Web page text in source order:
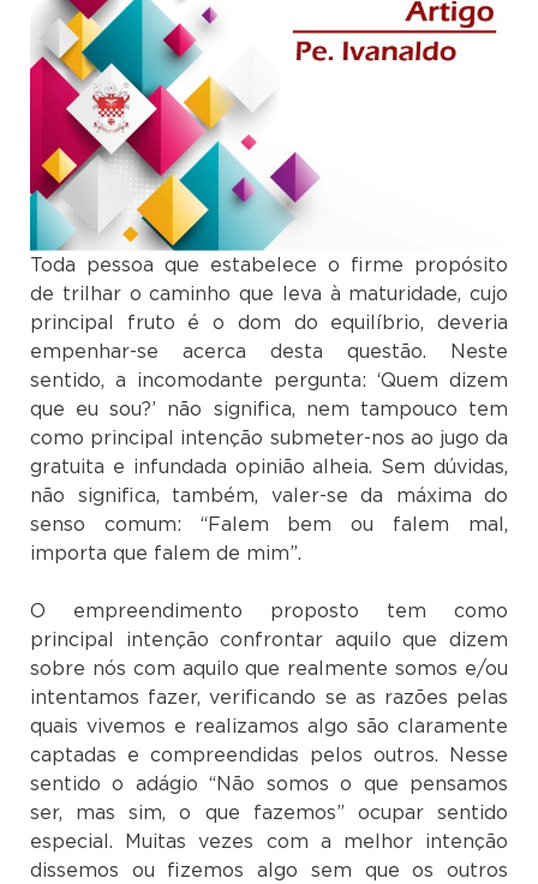
Toda pessoa que estabelece o firme propósito
de trilhar o caminho que leva à maturidade, cujo
principal fruto é o dom do equilíbrio, deveria
empenhar-se acerca desta questão. Neste
sentido, a incomodante pergunta: ‘Quem dizem
que eu sou?’ não significa, nem tampouco tem
como principal intenção submeter-nos ao jugo da
gratuita e infundada opinião alheia. Sem dúvidas,
não significa, também, valer-se da máxima do
senso comum: “Falem bem ou falem mal,
importa que falem de mim”.
O empreendimento proposto tem como
principal intenção confrontar aquilo que dizem
sobre nós com aquilo que realmente somos e/ou
intentamos fazer, verificando se as razões pelas
quais vivemos e realizamos algo são claramente
captadas e compreendidas pelos outros. Nesse
sentido o adágio “Não somos o que pensamos
ser, mas sim, o que fazemos” ocupar sentido
especial. Muitas vezes com a melhor intenção
dissemos ou fizemos algo sem que os outros